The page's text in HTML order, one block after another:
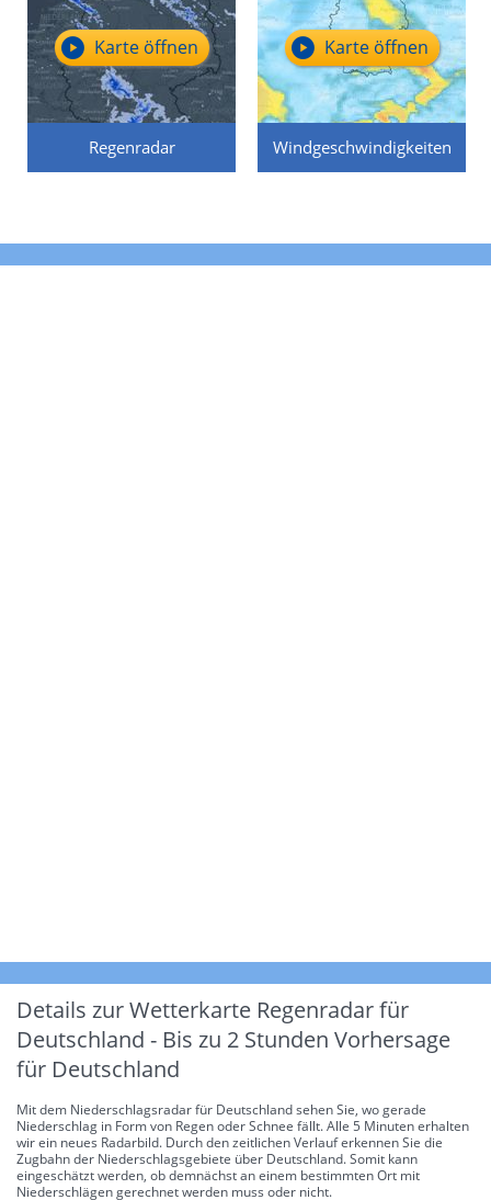
Regenradar
Karte öffnen
Windgeschwindigkeiten
Karte öffnen
Details zur Wetterkarte Regenradar für
Deutschland - Bis zu 2 Stunden Vorhersage
für Deutschland
Mit dem Niederschlagsradar für Deutschland sehen Sie, wo gerade
Niederschlag in Form von Regen oder Schnee fällt. Alle 5 Minuten erhalten
wir ein neues Radarbild. Durch den zeitlichen Verlauf erkennen Sie die
Zugbahn der Niederschlagsgebiete über Deutschland. Somit kann
eingeschätzt werden, ob demnächst an einem bestimmten Ort mit
Niederschlägen gerechnet werden muss oder nicht.